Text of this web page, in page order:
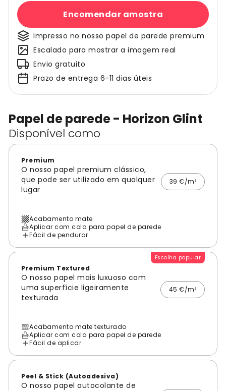
Papel de parede - Horizon Glint
Disponível como
Premium
O nosso papel premium clássico,
que pode ser utilizado em qualquer
lugar
39 €/m²
Acabamento mate
Aplicar com cola para papel de parede
Fácil de pendurar
Escolha popular
Premium Textured
O nosso papel mais luxuoso com
uma superfície ligeiramente
texturada
45 €/m²
Acabamento mate texturado
Aplicar com cola para papel de parede
Fácil de aplicar
Peel & Stick (Autoadesiva)
O nosso papel autocolante de
Encomendar amostra
Impresso no nosso papel de parede premium
Escalado para mostrar a imagem real
Envio gratuito
Prazo de entrega 6-11 dias úteis